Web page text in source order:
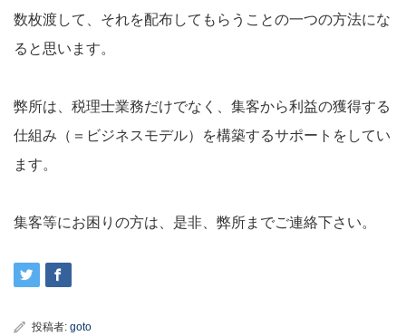
数枚渡して、それを配布してもらうことの一つの方法にな
ると思います。
弊所は、税理士業務だけでなく、集客から利益の獲得する
仕組み（＝ビジネスモデル）を構築するサポートをしてい
ます。
集客等にお困りの方は、是非、弊所までご連絡下さい。
投稿者: goto